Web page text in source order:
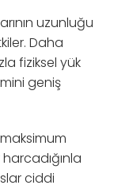
uzunluğu
Daha
fiziksel yük
geniş
ciddi